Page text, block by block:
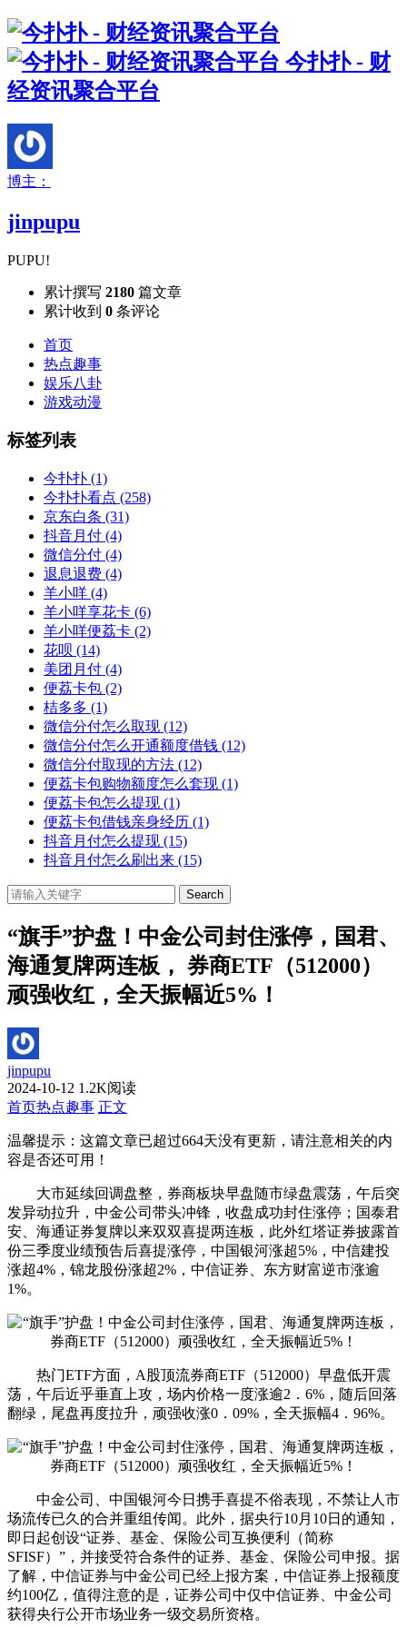
今扑扑 - 财
经资讯聚合平台
博主：
jinpupu
PUPU!
累计撰写 2180 篇文章
累计收到 0 条评论
首页
热点趣事
娱乐八卦
游戏动漫
标签列表
今扑扑 (1)
今扑扑看点 (258)
京东白条 (31)
抖音月付 (4)
微信分付 (4)
退息退费 (4)
羊小咩 (4)
羊小咩享花卡 (6)
羊小咩便荔卡 (2)
花呗 (14)
美团月付 (4)
便荔卡包 (2)
桔多多 (1)
微信分付怎么取现 (12)
微信分付怎么开通额度借钱 (12)
微信分付取现的方法 (12)
便荔卡包购物额度怎么套现 (1)
便荔卡包怎么提现 (1)
便荔卡包借钱亲身经历 (1)
抖音月付怎么提现 (15)
抖音月付怎么刷出来 (15)
Search
“旗手”护盘！中金公司封住涨停，国君、
海通复牌两连板， 券商ETF（512000）
顽强收红，全天振幅近5%！
jinpupu
2024-10-12 1.2K阅读
首页热点趣事 正文
温馨提示：这篇文章已超过664天没有更新，请注意相关的内
容是否还可用！
大市延续回调盘整，券商板块早盘随市绿盘震荡，午后突
发异动拉升，中金公司带头冲锋，收盘成功封住涨停；国泰君
安、海通证券复牌以来双双喜提两连板，此外红塔证券披露首
份三季度业绩预告后喜提涨停，中国银河涨超5%，中信建投
涨超4%，锦龙股份涨超2%，中信证券、东方财富逆市涨逾
1%。
热门ETF方面，A股顶流券商ETF（512000）早盘低开震
荡，午后近乎垂直上攻，场内价格一度涨逾2．6%，随后回落
翻绿，尾盘再度拉升，顽强收涨0．09%，全天振幅4．96%。
中金公司、中国银河今日携手喜提不俗表现，不禁让人市
场流传已久的合并重组传闻。此外，据央行10月10日的通知，
即日起创设“证券、基金、保险公司互换便利（简称
SFISF）”，并接受符合条件的证券、基金、保险公司申报。据
了解，中信证券与中金公司已经上报方案，中信证券上报额度
约100亿，值得注意的是，证券公司中仅中信证券、中金公司
获得央行公开市场业务一级交易所资格。